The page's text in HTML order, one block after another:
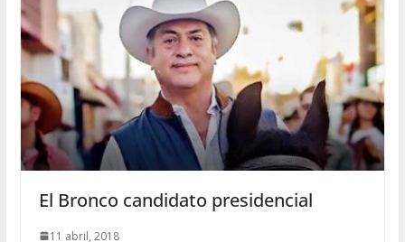
El Bronco candidato presidencial
11 abril, 2018